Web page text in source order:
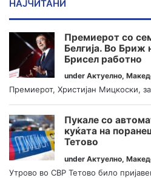
НАЈЧИТАНИ
Премиерот со
Белгија. Во Бриж
Брисел работно
under Актуелно,
Премиерот, Христијан Мицкоски,
Пукале со
куќата на
Тетово
under Актуелно,
Утрово во СВР Тетово било